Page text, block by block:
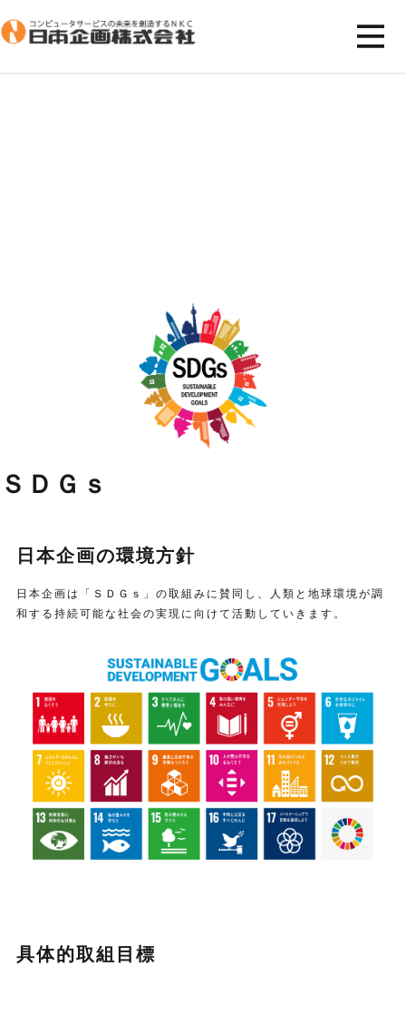
ＳＤＧｓ
日本企画の環境方針
日本企画は「ＳＤＧｓ」の取組みに賛同し、人類と地球環境が調
和する持続可能な社会の実現に向けて活動していきます。
具体的取組目標